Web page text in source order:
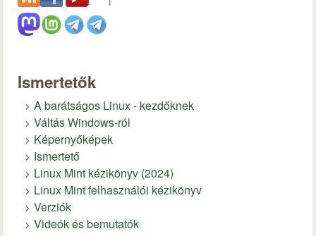
Ismertetők
A barátságos Linux - kezdőknek
Váltás Windows-ról
Képernyőképek
Ismertető
Linux Mint kézikönyv (2024)
Linux Mint felhasználói kézikönyv
Verziók
Videók és bemutatók